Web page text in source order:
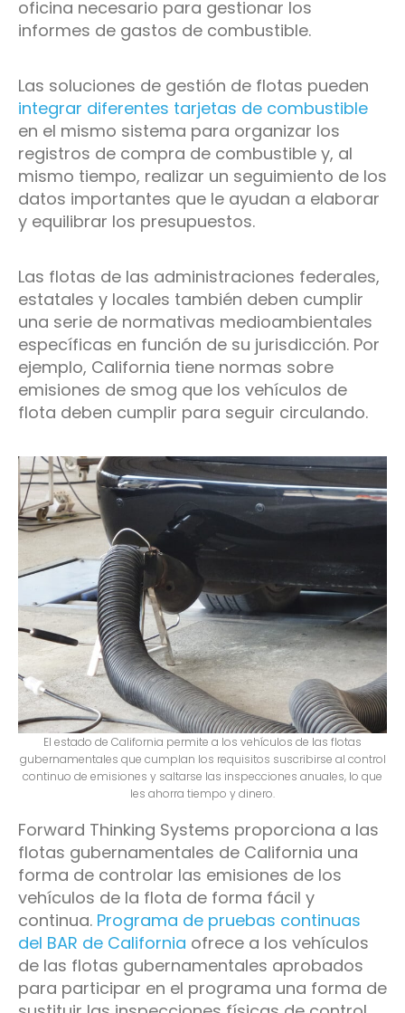
oficina necesario para gestionar los
informes de gastos de combustible.
Las soluciones de gestión de flotas pueden
integrar diferentes tarjetas de combustible
en el mismo sistema para organizar los
registros de compra de combustible y, al
mismo tiempo, realizar un seguimiento de los
datos importantes que le ayudan a elaborar
y equilibrar los presupuestos.
Las flotas de las administraciones federales,
estatales y locales también deben cumplir
una serie de normativas medioambientales
específicas en función de su jurisdicción. Por
ejemplo, California tiene normas sobre
emisiones de smog que los vehículos de
flota deben cumplir para seguir circulando.
El estado de California permite a los vehículos de las flotas
gubernamentales que cumplan los requisitos suscribirse al control
continuo de emisiones y saltarse las inspecciones anuales, lo que
les ahorra tiempo y dinero.
Forward Thinking Systems proporciona a las
flotas gubernamentales de California una
forma de controlar las emisiones de los
vehículos de la flota de forma fácil y
continua. Programa de pruebas continuas
del BAR de California ofrece a los vehículos
de las flotas gubernamentales aprobados
para participar en el programa una forma de